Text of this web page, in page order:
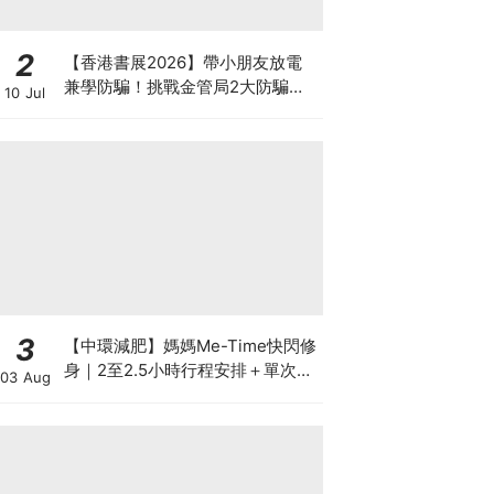
2
10 Jul
【香港書展2026】帶小朋友放電
兼學防騙！挑戰金管局2大防騙遊
3
03 Aug
【中環減肥】媽媽Me-Time快閃修
身｜2至2.5小時行程安排＋單次收